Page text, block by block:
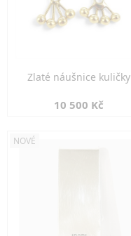
Zlaté náušnice kuličky
10 500 Kč
NOVÉ